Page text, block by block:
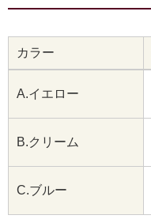
カラー
A.イエロー
B.クリーム
C.ブルー